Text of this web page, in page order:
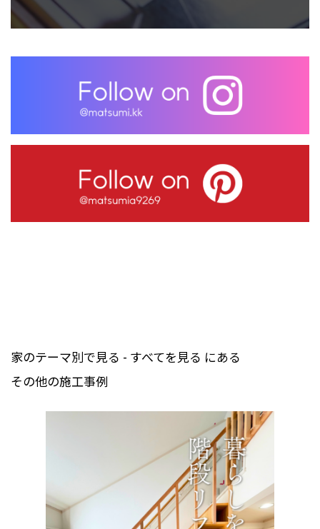
家のテーマ別で見る - すべてを見る にある
その他の施工事例